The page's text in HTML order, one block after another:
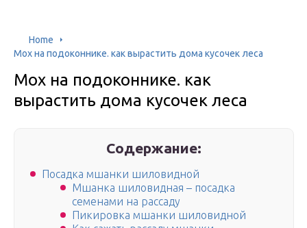
Home
Мох на подоконнике. как вырастить дома кусочек леса
Мох на подоконнике. как
вырастить дома кусочек леса
Содержание:
Посадка мшанки шиловидной
Мшанка шиловидная – посадка
семенами на рассаду
Пикировка мшанки шиловидной